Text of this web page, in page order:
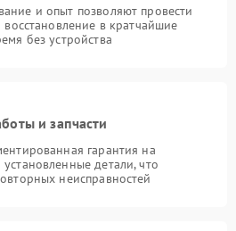
и опыт позволяют провести
восстановление в кратчайшие
без устройства
и запчасти
гарантия на
детали, что
неисправностей